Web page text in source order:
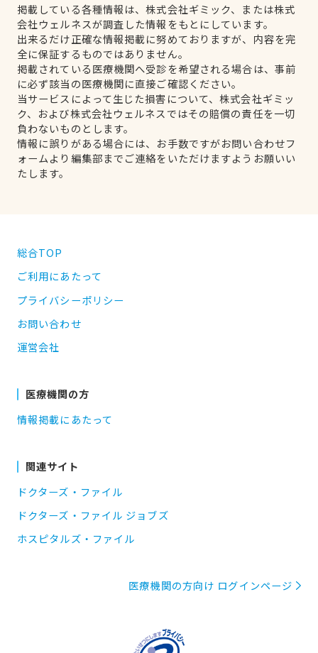
掲載している各種情報は、株式会社ギミック、または株式
会社ウェルネスが調査した情報をもとにしています。
出来るだけ正確な情報掲載に努めておりますが、内容を完
全に保証するものではありません。
掲載されている医療機関へ受診を希望される場合は、事前
に必ず該当の医療機関に直接ご確認ください。
当サービスによって生じた損害について、株式会社ギミッ
ク、および株式会社ウェルネスではその賠償の責任を一切
負わないものとします。
情報に誤りがある場合には、お手数ですがお問い合わせフ
ォームより編集部までご連絡をいただけますようお願いい
たします。
総合TOP
ご利用にあたって
プライバシーポリシー
お問い合わせ
運営会社
医療機関の方
情報掲載にあたって
関連サイト
ドクターズ・ファイル
ドクターズ・ファイル ジョブズ
ホスピタルズ・ファイル
医療機関の方向け ログインページ